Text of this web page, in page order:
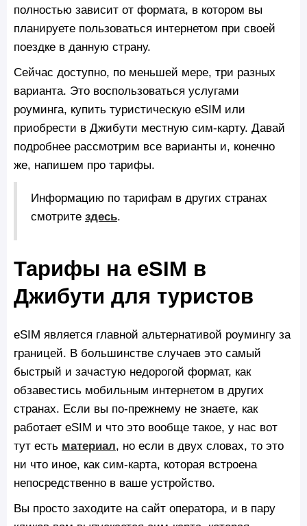
полностью зависит от формата, в котором вы
планируете пользоваться интернетом при своей
поездке в данную страну.
Сейчас доступно, по меньшей мере, три разных
варианта. Это воспользоваться услугами
роуминга, купить туристическую eSIM или
приобрести в Джибути местную сим-карту. Давай
подробнее рассмотрим все варианты и, конечно
же, напишем про тарифы.
Информацию по тарифам в других странах
смотрите здесь.
Тарифы на eSIM в
Джибути для туристов
eSIM является главной альтернативой роумингу за
границей. В большинстве случаев это самый
быстрый и зачастую недорогой формат, как
обзавестись мобильным интернетом в других
странах. Если вы по-прежнему не знаете, как
работает eSIM и что это вообще такое, у нас вот
тут есть материал, но если в двух словах, то это
ни что иное, как сим-карта, которая встроена
непосредственно в ваше устройство.
Вы просто заходите на сайт оператора, и в пару